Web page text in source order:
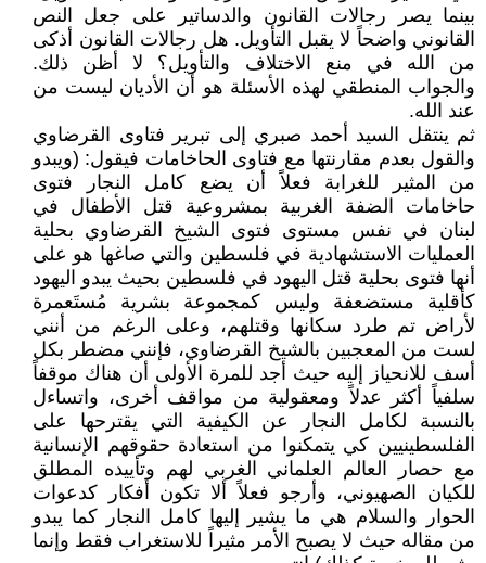
بينما يصر رجالات القانون والدساتير على جعل النص
القانوني واضحاً لا يقبل التأويل. هل رجالات القانون أذكى
من الله في منع الاختلاف والتأويل؟ لا أظن ذلك.
والجواب المنطقي لهذه الأسئلة هو أن الأديان ليست من
عند الله.
ثم ينتقل السيد أحمد صبري إلى تبرير فتاوى القرضاوي
والقول بعدم مقارنتها مع فتاوى الحاخامات فيقول: (ويبدو
من المثير للغرابة فعلاً أن يضع كامل النجار فتوى
حاخامات الضفة الغربية بمشروعية قتل الأطفال في
لبنان في نفس مستوى فتوى الشيخ القرضاوي بحلية
العمليات الاستشهادية في فلسطين والتي صاغها هو على
أنها فتوى بحلية قتل اليهود في فلسطين بحيث يبدو اليهود
كأقلية مستضعفة وليس كمجموعة بشرية مُستَعمرة
لأراض تم طرد سكانها وقتلهم، وعلى الرغم من أنني
لست من المعجبين بالشيخ القرضاوي، فإنني مضطر بكل
أسف للانحياز إليه حيث أجد للمرة الأولى أن هناك موقفاً
سلفياً أكثر عدلاً ومعقولية من مواقف أخرى، واتساءل
بالنسبة لكامل النجار عن الكيفية التي يقترحها على
الفلسطينيين كي يتمكنوا من استعادة حقوقهم الإنسانية
مع حصار العالم العلماني الغربي لهم وتأييده المطلق
للكيان الصهيوني، وأرجو فعلاً ألا تكون أفكار كدعوات
الحوار والسلام هي ما يشير إليها كامل النجار كما يبدو
من مقاله حيث لا يصبح الأمر مثيراً للاستغراب فقط وإنما